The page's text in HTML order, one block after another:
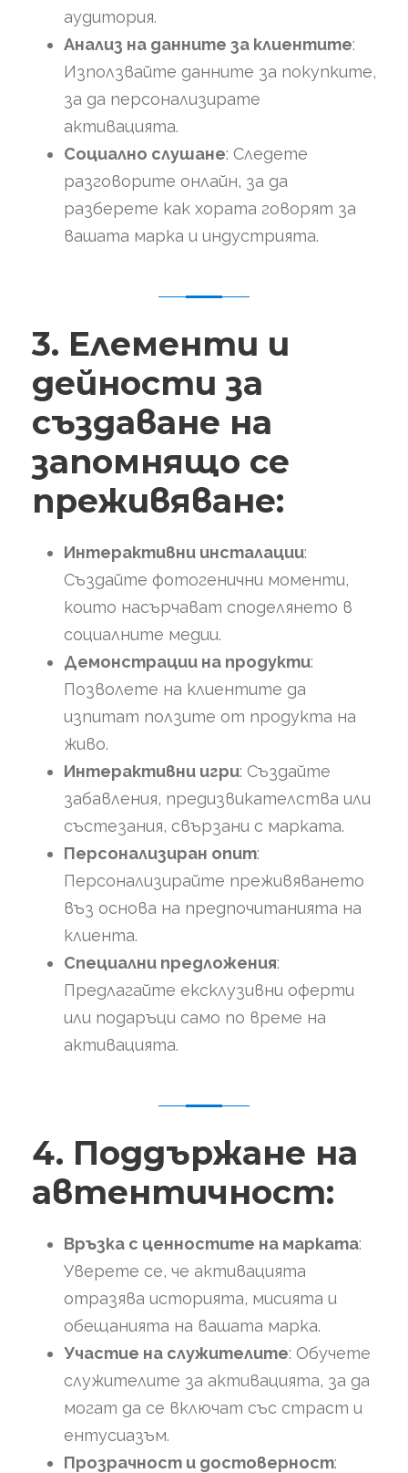
аудитория.
Анализ на данните за клиентите:
Използвайте данните за покупките,
за да персонализирате
активацията.
Социално слушане: Следете
разговорите онлайн, за да
разберете как хората говорят за
вашата марка и индустрията.
3. Елементи и
дейности за
създаване на
запомнящо се
преживяване:
Интерактивни инсталации:
Създайте фотогенични моменти,
които насърчават споделянето в
социалните медии.
Демонстрации на продукти:
Позволете на клиентите да
изпитат ползите от продукта на
живо.
Интерактивни игри: Създайте
забавления, предизвикателства или
състезания, свързани с марката.
Персонализиран опит:
Персонализирайте преживяването
въз основа на предпочитанията на
клиента.
Специални предложения:
Предлагайте ексклузивни оферти
или подаръци само по време на
активацията.
4. Поддържане на
автентичност:
Връзка с ценностите на марката:
Уверете се, че активацията
отразява историята, мисията и
обещанията на вашата марка.
Участие на служителите: Обучете
служителите за активацията, за да
могат да се включат със страст и
ентусиазъм.
Прозрачност и достоверност: